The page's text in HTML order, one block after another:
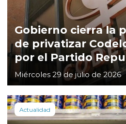
Gobierno cierra la
de privatizar
por el Partido
Miércoles 29 de julio de 2026
Actualidad